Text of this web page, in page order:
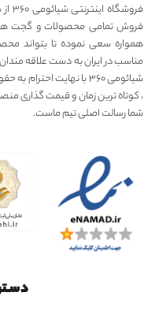
فروش تمامی محصولات و گجت
همواره سعی نموده تا بتواند
مناسب در ایران به دست علاقه
شیائومی ۳۶۰ با نهایت
، کوتاه ترین زمان و قیمت گذاری
شما رسالت اصلی تیم ماست.